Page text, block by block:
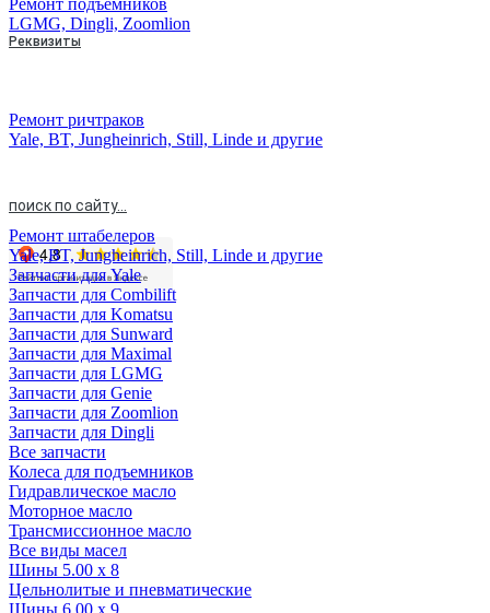
Реквизиты
Вакансии
поиск по сайту...
Ремонт подъемников
LGMG, Dingli, Zoomlion
Ремонт ричтраков
Yale, BT, Jungheinrich, Still, Linde и другие
Ремонт штабелеров
Yale, BT, Jungheinrich, Still, Linde и другие
Запчасти для Yale
Запчасти для Combilift
Запчасти для Komatsu
Запчасти для Sunward
Запчасти для Maximal
Запчасти для LGMG
Запчасти для Genie
Запчасти для Zoomlion
Запчасти для Dingli
Все запчасти
Колеса для подъемников
Гидравлическое масло
Моторное масло
Трансмиссионное масло
Все виды масел
Шины 5.00 x 8
Цельнолитые и пневматические
Шины 6.00 x 9